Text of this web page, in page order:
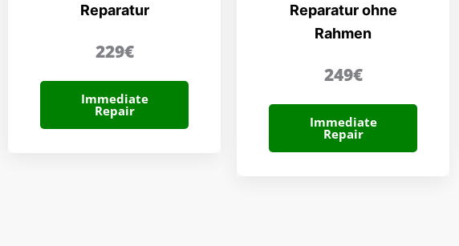
Reparatur
229€
Immediate
Repair
Reparatur ohne
Rahmen
249€
Immediate
Repair